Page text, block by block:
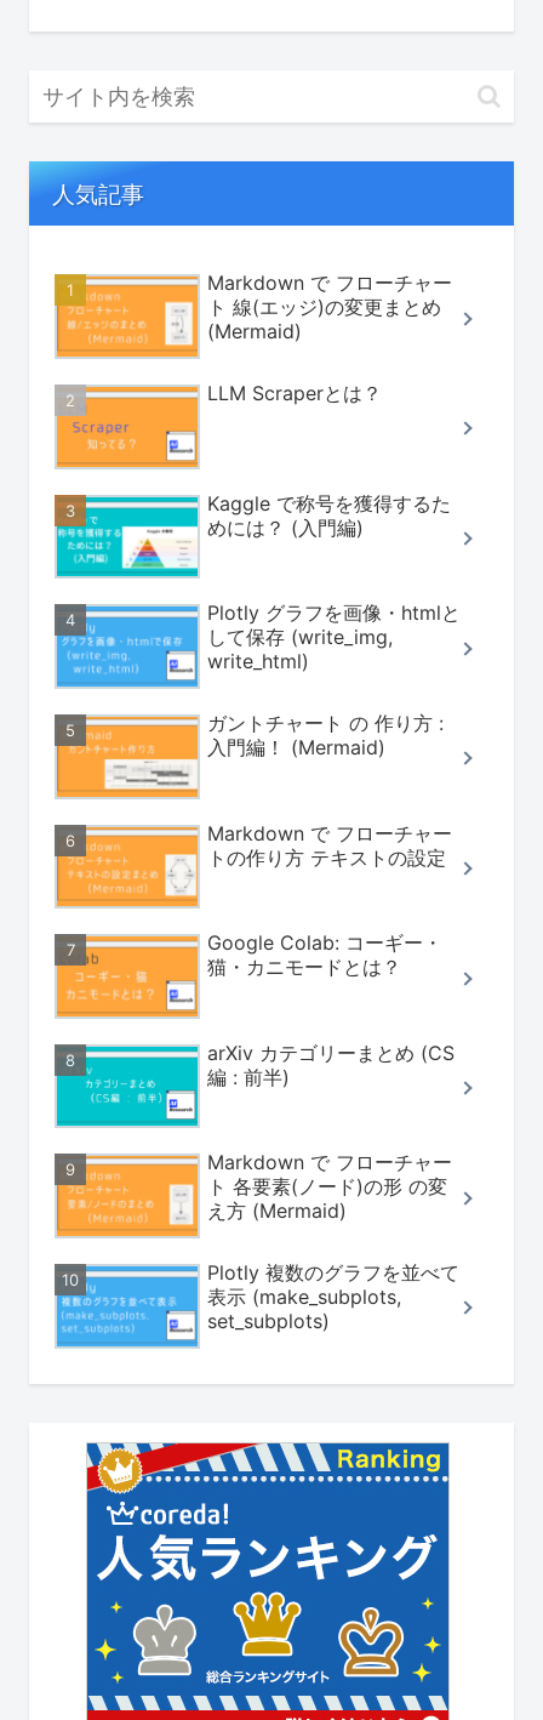
人気記事
Markdown で フローチャー
ト 線(エッジ)の変更まとめ
(Mermaid)
LLM Scraperとは？
Kaggle で称号を獲得するた
めには？ (入門編)
Plotly グラフを画像・htmlと
して保存 (write_img,
write_html)
ガントチャート の 作り方 :
入門編！ (Mermaid)
Markdown で フローチャー
トの作り方 テキストの設定
Google Colab: コーギー・
猫・カニモードとは？
arXiv カテゴリーまとめ (CS
編 : 前半)
Markdown で フローチャー
ト 各要素(ノード)の形 の変
え方 (Mermaid)
Plotly 複数のグラフを並べて
表示 (make_subplots,
set_subplots)